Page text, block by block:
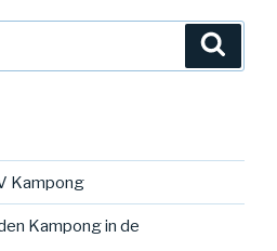
Kampong
Kampong in de